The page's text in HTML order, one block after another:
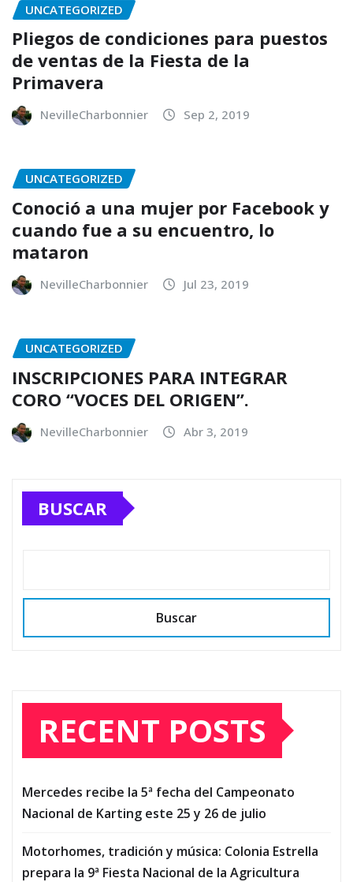
UNCATEGORIZED
Pliegos de condiciones para puestos
de ventas de la Fiesta de la
Primavera
NevilleCharbonnier Sep 2, 2019
UNCATEGORIZED
Conoció a una mujer por Facebook y
cuando fue a su encuentro, lo
mataron
NevilleCharbonnier Jul 23, 2019
UNCATEGORIZED
INSCRIPCIONES PARA INTEGRAR
CORO “VOCES DEL ORIGEN”.
NevilleCharbonnier Abr 3, 2019
BUSCAR
Buscar
RECENT POSTS
Mercedes recibe la 5ª fecha del Campeonato
Nacional de Karting este 25 y 26 de julio
Motorhomes, tradición y música: Colonia Estrella
prepara la 9ª Fiesta Nacional de la Agricultura